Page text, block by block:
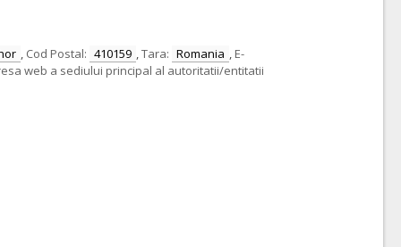
, Cod Postal: 410159 ,Tara: Romania , E-
web a sediului principal al autoritatii/entitatii